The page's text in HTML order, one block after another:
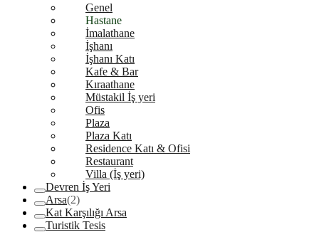
Genel
Hastane
İmalathane
İşhanı
İşhanı Katı
Kafe & Bar
Kıraathane
Müstakil İş yeri
Ofis
Plaza
Plaza Katı
Residence Katı & Ofisi
Restaurant
Villa (İş yeri)
Devren İş Yeri
Arsa(2)
Kat Karşılığı Arsa
Turistik Tesis